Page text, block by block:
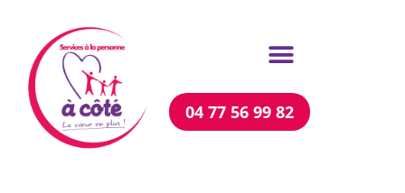
04 77 56 99 82